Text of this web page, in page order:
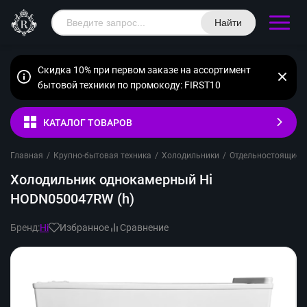
Найти
Скидка 10% при первом заказе на ассортимент
бытовой техники по промокоду: FIRST10
КАТАЛОГ ТОВАРОВ
Главная / Крупно-бытовая техника / Холодильники / Отдельностоящие
Холодильник однокамерный Hi
HODN050047RW (h)
Бренд:Hi Избранное Сравнение